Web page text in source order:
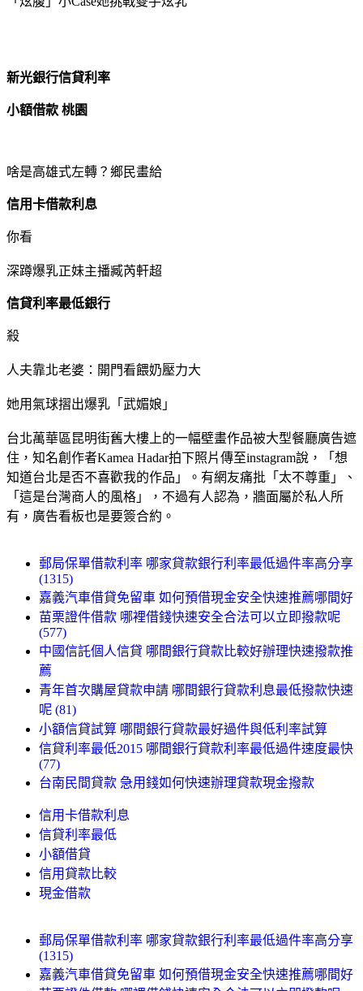
新光銀行信貸利率
小額借款 桃園
啥是高雄式左轉？鄉民畫給
信用卡借款利息
你看
深蹲爆乳正妹主播臧芮軒超
信貸利率最低銀行
殺
人夫靠北老婆：開門看餵奶壓力大
她用氣球摺出爆乳「武媚娘」
台北萬華區昆明街舊大樓上的一幅壁畫作品被大型餐廳廣告遮
住，知名創作者Kamea Hadar拍下照片傳至instagram說，「想
知道台北是否不喜歡我的作品」。有網友痛批「太不尊重」、
「這是台灣商人的風格」，不過有人認為，牆面屬於私人所
有，廣告看板也是要簽合約。
郵局保單借款利率 哪家貸款銀行利率最低過件率高分享
(1315)
嘉義汽車借貸免留車 如何預借現金安全快速推薦哪間好
苗栗證件借款 哪裡借錢快速安全合法可以立即撥款呢
(577)
中國信託個人信貸 哪間銀行貸款比較好辦理快速撥款推
薦
青年首次購屋貸款申請 哪間銀行貸款利息最低撥款快速
呢 (81)
小額信貸試算 哪間銀行貸款最好過件與低利率試算
信貸利率最低2015 哪間銀行貸款利率最低過件速度最快
(77)
台南民間貸款 急用錢如何快速辦理貸款現金撥款
信用卡借款利息
信貸利率最低
小額借貸
信用貸款比較
現金借款
郵局保單借款利率 哪家貸款銀行利率最低過件率高分享
(1315)
嘉義汽車借貸免留車 如何預借現金安全快速推薦哪間好